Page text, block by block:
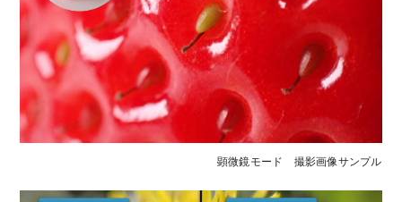
顕微鏡モード 撮影画像サンプル